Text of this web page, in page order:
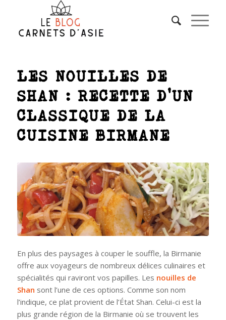
LES NOUILLES DE
SHAN : RECETTE D’UN
CLASSIQUE DE LA
CUISINE BIRMANE
En plus des paysages à couper le souffle, la Birmanie
offre aux voyageurs de nombreux délices culinaires et
spécialités qui raviront vos papilles. Les nouilles de
Shan sont l’une de ces options. Comme son nom
l’indique, ce plat provient de l’État Shan. Celui-ci est la
plus grande région de la Birmanie où se trouvent les